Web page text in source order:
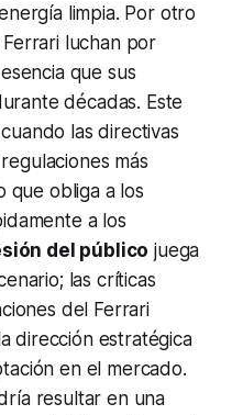
limpia. Por otro
Ferrari luchan por
que sus
décadas. Este
las directivas
más
que obliga a los
a los
del público juega
las críticas
del Ferrari
dirección estratégica
en el mercado.
resultar en una